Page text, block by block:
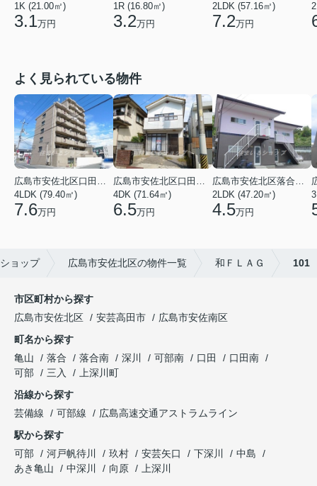
1K (21.00㎡)
3.1万円
1R (16.80㎡)
3.2万円
2LDK (57.16㎡)
7.2万円
よく見られている物件
広島市安佐北区口田３丁目
4LDK (79.40㎡)
7.6万円
広島市安佐北区口田５丁目
4DK (71.64㎡)
6.5万円
広島市安佐北区落合南９丁目
2LDK (47.20㎡)
4.5万円
ョップ 広島市安佐北区の物件一覧 和ＦＬＡＧ 101
市区町村から探す
広島市安佐北区
安芸高田市
広島市安佐南区
町名から探す
亀山
落合 落合南 深川 可部南 口田
口田南
可部
三入
上深川町
沿線から探す
芸備線
可部線
広島高速交通アストラムライン
駅から探す
可部
河戸帆待川 玖村 安芸矢口 下深川
中島
あき亀山
中深川 向原 上深川